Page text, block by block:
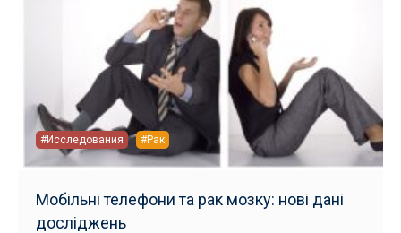
#Исследования #Рак
Мобільні телефони та рак мозку: нові дані
досліджень